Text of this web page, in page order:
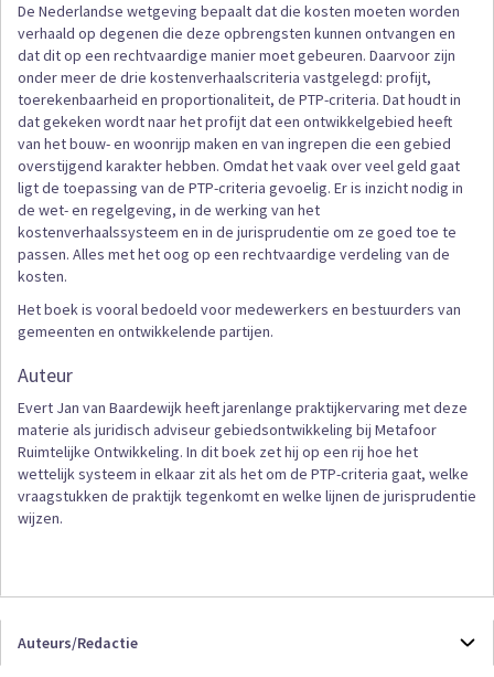
De Nederlandse wetgeving bepaalt dat die kosten moeten worden
verhaald op degenen die deze opbrengsten kunnen ontvangen en
dat dit op een rechtvaardige manier moet gebeuren. Daarvoor zijn
onder meer de drie kostenverhaalscriteria vastgelegd: profijt,
toerekenbaarheid en proportionaliteit, de PTP-criteria. Dat houdt in
dat gekeken wordt naar het profijt dat een ontwikkelgebied heeft
van het bouw- en woonrijp maken en van ingrepen die een gebied
overstijgend karakter hebben. Omdat het vaak over veel geld gaat
ligt de toepassing van de PTP-criteria gevoelig. Er is inzicht nodig in
de wet- en regelgeving, in de werking van het
kostenverhaalssysteem en in de jurisprudentie om ze goed toe te
passen. Alles met het oog op een rechtvaardige verdeling van de
kosten.
Het boek is vooral bedoeld voor medewerkers en bestuurders van
gemeenten en ontwikkelende partijen.
Auteur
Evert Jan van Baardewijk heeft jarenlange praktijkervaring met deze
materie als juridisch adviseur gebiedsontwikkeling bij Metafoor
Ruimtelijke Ontwikkeling. In dit boek zet hij op een rij hoe het
wettelijk systeem in elkaar zit als het om de PTP-criteria gaat, welke
vraagstukken de praktijk tegenkomt en welke lijnen de jurisprudentie
wijzen.
Auteurs/Redactie